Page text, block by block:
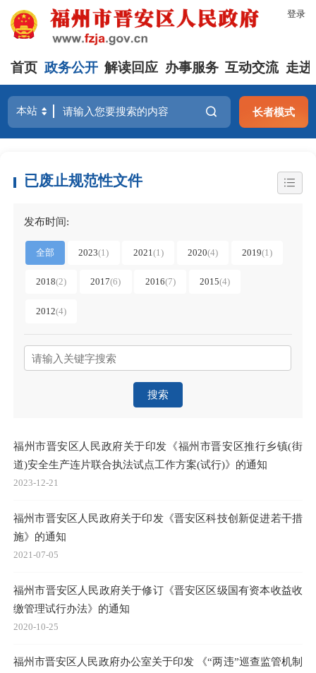
登录
首页 政务公开 解读回应 办事服务 互动交流 走进
长者模式
已废止规范性文件
发布时间:
全部 2023(1) 2021 (1) 2020(4) 2019(1)
2018(2) 2017(6) 2016(7) 2015(4)
2012(4)
搜索
福州市晋安区人民政府关于印发《福州市晋安区推行乡镇(街
道)安全生产连片联合执法试点工作方案(试行)》的通知
2023-12-21
福州市晋安区人民政府关于印发《晋安区科技创新促进若干措
施》的通知
2021-07-05
福州市晋安区人民政府关于修订《晋安区区级国有资本收益收
缴管理试行办法》的通知
2020-10-25
福州市晋安区人民政府办公室关于印发 《“两违”巡查监管机制